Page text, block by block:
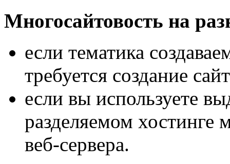
Многосайтовость на
если тематика
требуется создание
если вы используете
разделяемом хостинге
веб-сервера.